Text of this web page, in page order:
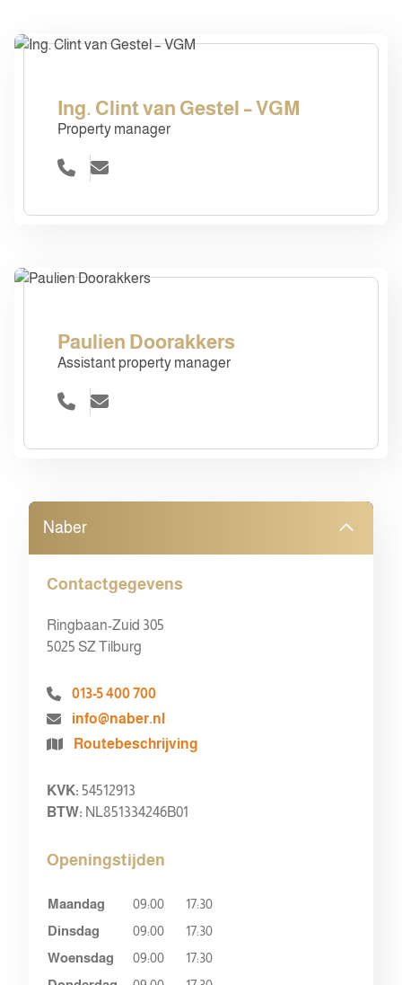
Ing. Clint van Gestel – VGM
Property manager
Paulien Doorakkers
Assistant property manager
Naber
Contactgegevens
Ringbaan-Zuid 305
5025 SZ Tilburg
013-5 400 700
info@naber.nl
Routebeschrijving
KVK: 54512913
BTW: NL851334246B01
Openingstijden
Maandag 09:00
17:30
Dinsdag
09:00
17:30
Woensdag
09:00
17:30